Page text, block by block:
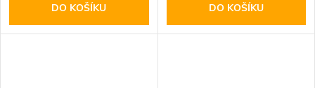
DO KOŠÍKU DO KOŠÍKU